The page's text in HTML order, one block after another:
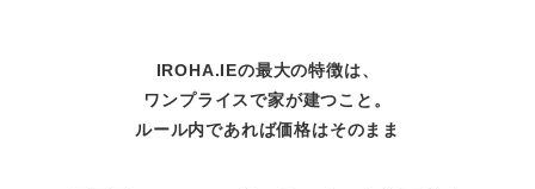
IROHA.IEの最大の特徴は、
ワンプライスで家が建つこと。
ルール内であれば価格はそのまま